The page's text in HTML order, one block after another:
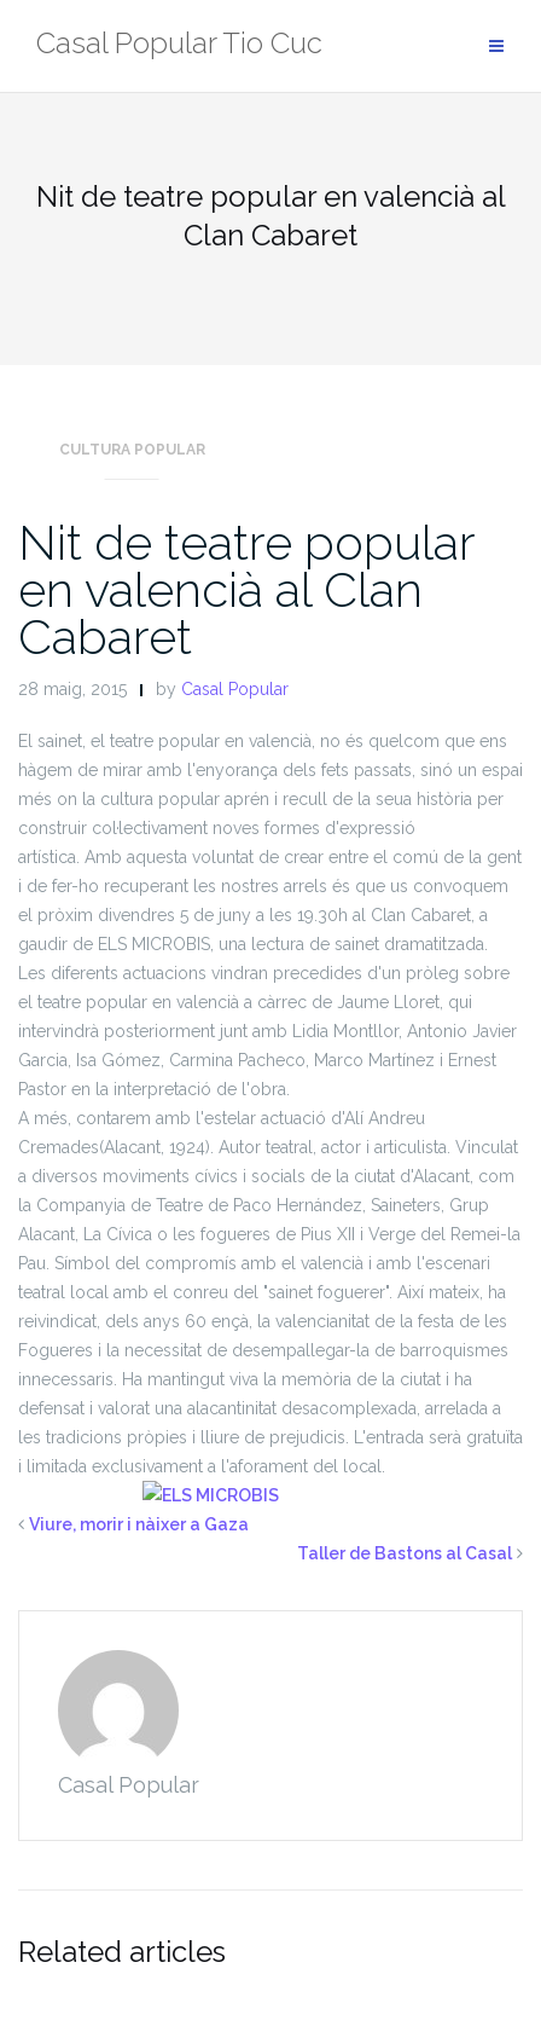
Casal Popular Tio Cuc
Nit de teatre popular en valencià al
Clan Cabaret
CULTURA POPULAR
Nit de teatre popular
en valencià al Clan
Cabaret
28 maig, 2015 by Casal Popular
El sainet, el teatre popular en valencià, no és quelcom que ens
hàgem de mirar amb l'enyorança dels fets passats, sinó un espai
més on la cultura popular aprén i recull de la seua història per
construir col·lectivament noves formes d'expressió
artística. Amb aquesta voluntat de crear entre el comú de la gent
i de fer-ho recuperant les nostres arrels és que us convoquem
el pròxim divendres 5 de juny a les 19.30h al Clan Cabaret, a
gaudir de ELS MICROBIS, una lectura de sainet dramatitzada.
Les diferents actuacions vindran precedides d'un pròleg sobre
el teatre popular en valencià a càrrec de Jaume Lloret, qui
intervindrà posteriorment junt amb Lidia Montllor, Antonio Javier
Garcia, Isa Gómez, Carmina Pacheco, Marco Martínez i Ernest
Pastor en la interpretació de l'obra.
A més, contarem amb l'estelar actuació d'Alí Andreu
Cremades(Alacant, 1924). Autor teatral, actor i articulista. Vinculat
a diversos moviments cívics i socials de la ciutat d'Alacant, com
la Companyia de Teatre de Paco Hernández, Saineters, Grup
Alacant, La Cívica o les fogueres de Pius XII i Verge del Remei-la
Pau. Símbol del compromís amb el valencià i amb l'escenari
teatral local amb el conreu del "sainet foguerer". Així mateix, ha
reivindicat, dels anys 60 ençà, la valencianitat de la festa de les
Fogueres i la necessitat de desempallegar-la de barroquismes
innecessaris. Ha mantingut viva la memòria de la ciutat i ha
defensat i valorat una alacantinitat desacomplexada, arrelada a
les tradicions pròpies i lliure de prejudicis.
L'entrada serà gratuïta
i limitada exclusivament a l'aforament del local.
Viure, morir i nàixer a Gaza
Taller de Bastons al Casal
Casal Popular
Related articles